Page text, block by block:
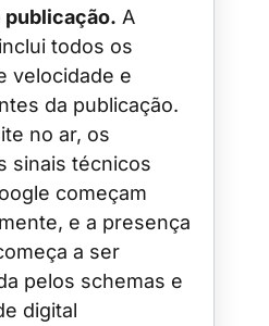
publicação. A
todos os
velocidade e
da publicação.
no ar, os
sinais técnicos
começam
e a presença
a ser
pelos schemas e
digital